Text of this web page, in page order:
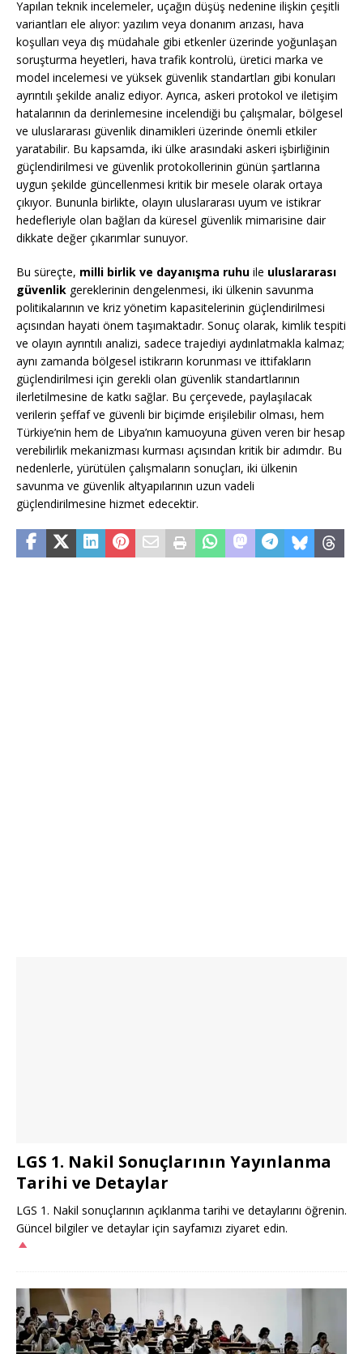
Yapılan teknik incelemeler, uçağın düşüş nedenine ilişkin çeşitli
variantları ele alıyor: yazılım veya donanım arızası, hava
koşulları veya dış müdahale gibi etkenler üzerinde yoğunlaşan
soruşturma heyetleri, hava trafik kontrolü, üretici marka ve
model incelemesi ve yüksek güvenlik standartları gibi konuları
ayrıntılı şekilde analiz ediyor. Ayrıca, askeri protokol ve iletişim
hatalarının da derinlemesine incelendiği bu çalışmalar, bölgesel
ve uluslararası güvenlik dinamikleri üzerinde önemli etkiler
yaratabilir. Bu kapsamda, iki ülke arasındaki askeri işbirliğinin
güçlendirilmesi ve güvenlik protokollerinin günün şartlarına
uygun şekilde güncellenmesi kritik bir mesele olarak ortaya
çıkıyor. Bununla birlikte, olayın uluslararası uyum ve istikrar
hedefleriyle olan bağları da küresel güvenlik mimarisine dair
dikkate değer çıkarımlar sunuyor.
Bu süreçte, milli birlik ve dayanışma ruhu ile uluslararası
güvenlik gereklerinin dengelenmesi, iki ülkenin savunma
politikalarının ve kriz yönetim kapasitelerinin güçlendirilmesi
açısından hayati önem taşımaktadır. Sonuç olarak, kimlik tespiti
ve olayın ayrıntılı analizi, sadece trajediyi aydınlatmakla kalmaz;
aynı zamanda bölgesel istikrarın korunması ve ittifakların
güçlendirilmesi için gerekli olan güvenlik standartlarının
ilerletilmesine de katkı sağlar. Bu çerçevede, paylaşılacak
verilerin şeffaf ve güvenli bir biçimde erişilebilir olması, hem
Türkiye’nin hem de Libya’nın kamuoyuna güven veren bir hesap
verebilirlik mekanizması kurması açısından kritik bir adımdır. Bu
nedenlerle, yürütülen çalışmaların sonuçları, iki ülkenin
savunma ve güvenlik altyapılarının uzun vadeli
güçlendirilmesine hizmet edecektir.
LGS 1. Nakil Sonuçlarının Yayınlanma
Tarihi ve Detaylar
LGS 1. Nakil sonuçlarının açıklanma tarihi ve detaylarını öğrenin.
Güncel bilgiler ve detaylar için sayfamızı ziyaret edin.